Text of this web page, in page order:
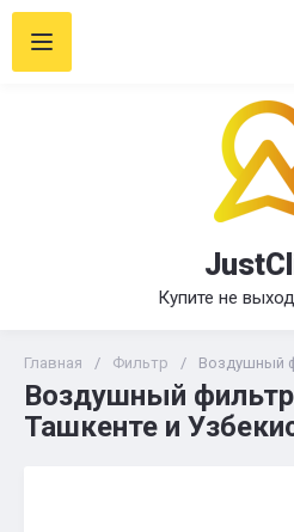
Купите не
Главная / Фильтр / Воздушный
Воздушный фильтр
Ташкенте и